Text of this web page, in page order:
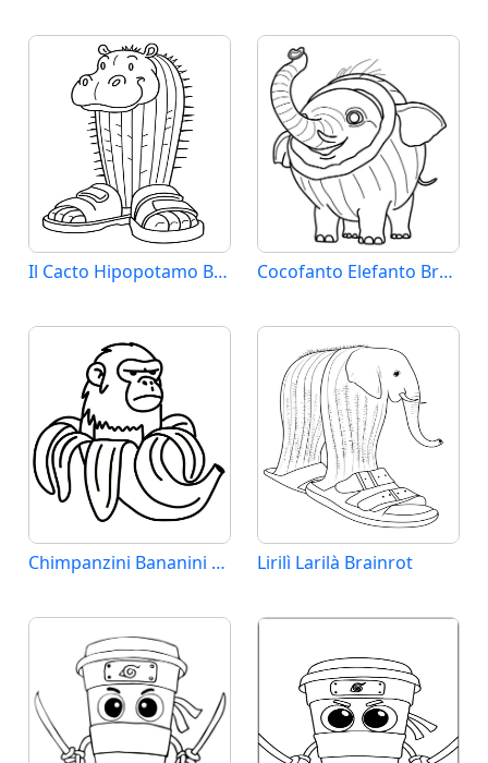
Il Cacto Hipopotamo Brainrot Cocofanto Elefanto Brainrot
Chimpanzini Bananini Brainrot Lirilì Larilà Brainrot